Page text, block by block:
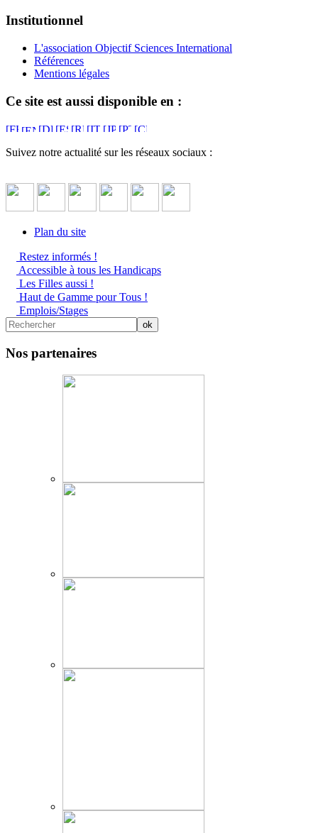
Institutionnel
L'association Objectif Sciences International
Références
Mentions légales
Ce site est aussi disponible en :
Suivez notre actualité sur les réseaux sociaux :
Plan du site
Restez informés !
Accessible à tous les Handicaps
Les Filles aussi !
Haut de Gamme pour Tous !
Emplois/Stages
Nos partenaires